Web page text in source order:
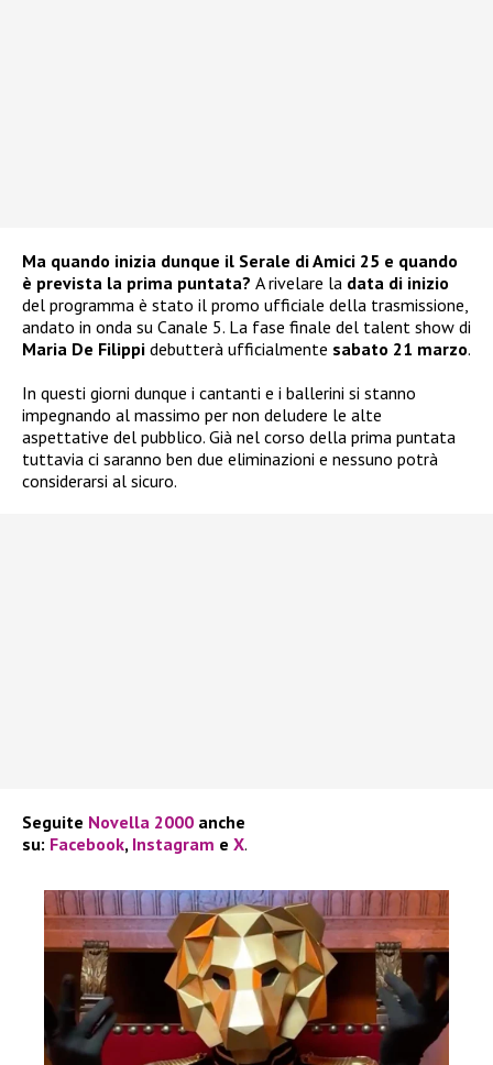
Ma quando inizia dunque il Serale di Amici 25 e quando
è prevista la prima puntata? A rivelare la data di inizio
del programma è stato il promo ufficiale della trasmissione,
andato in onda su Canale 5. La fase finale del talent show di
Maria De Filippi debutterà ufficialmente sabato 21 marzo.
In questi giorni dunque i cantanti e i ballerini si stanno
impegnando al massimo per non deludere le alte
aspettative del pubblico. Già nel corso della prima puntata
tuttavia ci saranno ben due eliminazioni e nessuno potrà
considerarsi al sicuro.
Seguite Novella 2000 anche
su: Facebook, Instagram e X.